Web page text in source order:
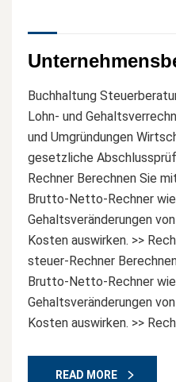
Buchhaltung
Lohn- und
und Umgründungen
gesetzliche
Rechner Berechnen Sie
Brutto-Netto-Rechner wie
Gehaltsveränderungen
Kosten auswirken. >>
steuer-Rechner
Brutto-Netto-Rechner wie
Gehaltsveränderungen
Kosten auswirken. >>
READ MORE